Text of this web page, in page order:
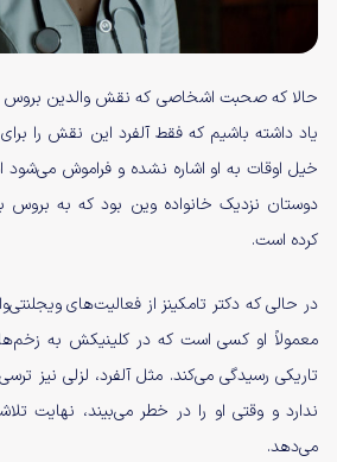
حالا که صحبت اشخاصی که نقش والدین بروس را
یاد داشته باشیم که فقط آلفرد این نقش را
خیل اوقات به او اشاره نشده و فراموش می‌شود
دوستان نزدیک خانواده وین بود که به
کرده است.
در حالی که دکتر تامکینز از فعالیت‌های
معمولاً او کسی است که در کلینیکش به
تاریکی رسیدگی می‌کند. مثل آلفرد، لزلی نیز
ندارد و وقتی او را در خطر می‌بیند، نهایت
می‌دهد.